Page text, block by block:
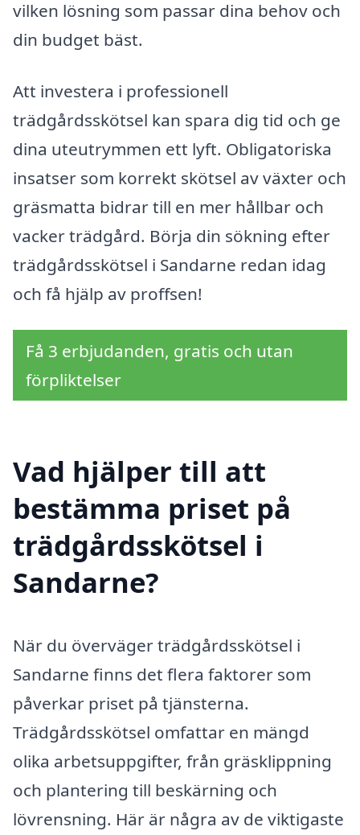
vilken lösning som passar dina behov och
din budget bäst.
Att investera i professionell
trädgårdsskötsel kan spara dig tid och ge
dina uteutrymmen ett lyft. Obligatoriska
insatser som korrekt skötsel av växter och
gräsmatta bidrar till en mer hållbar och
vacker trädgård. Börja din sökning efter
trädgårdsskötsel i Sandarne redan idag
och få hjälp av proffsen!
Få 3 erbjudanden, gratis och utan
förpliktelser
Vad hjälper till att
bestämma priset på
trädgårdsskötsel i
Sandarne?
När du överväger trädgårdsskötsel i
Sandarne finns det flera faktorer som
påverkar priset på tjänsterna.
Trädgårdsskötsel omfattar en mängd
olika arbetsuppgifter, från gräsklippning
och plantering till beskärning och
lövrensning. Här är några av de viktigaste